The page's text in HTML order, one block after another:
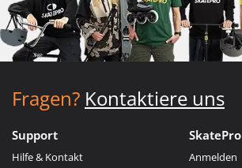
Fragen? Kontaktiere uns
Support
Hilfe & Kontakt
SkatePro
Anmelden